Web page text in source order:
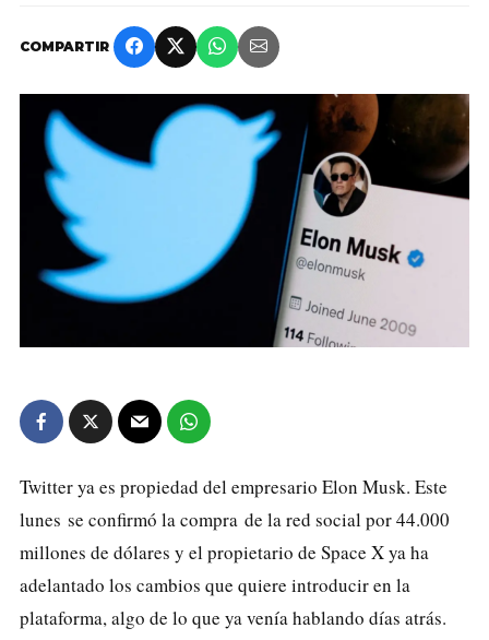
COMPARTIR
Twitter ya es propiedad del empresario Elon Musk. Este
lunes se confirmó la compra de la red social por 44.000
millones de dólares y el propietario de Space X ya ha
adelantado los cambios que quiere introducir en la
plataforma, algo de lo que ya venía hablando días atrás.